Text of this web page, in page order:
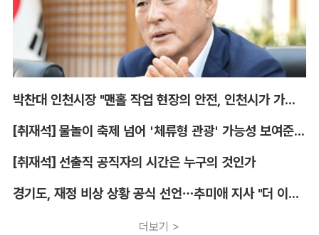
박찬대 인천시장 "맨홀 작업 현장의 안전, 인천시가 가장 앞장서겠다"
[취재석] 물놀이 축제 넘어 '체류형 관광' 가능성 보여준 안동 水페스타
[취재석] 선출직 공직자의 시간은 누구의 것인가
경기도, 재정 비상 상황 공식 선언…추미애 지사 "더 이상 끌어다 쓸 재원 없어"
더보기 >